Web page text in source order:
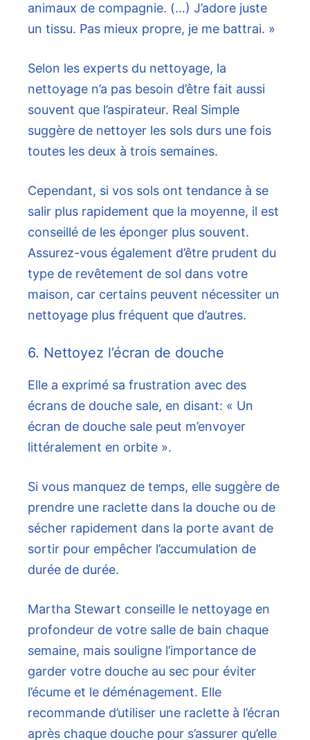
animaux de compagnie. (…) J’adore juste
un tissu. Pas mieux propre, je me battrai. »
Selon les experts du nettoyage, la
nettoyage n’a pas besoin d’être fait aussi
souvent que l’aspirateur. Real Simple
suggère de nettoyer les sols durs une fois
toutes les deux à trois semaines.
Cependant, si vos sols ont tendance à se
salir plus rapidement que la moyenne, il est
conseillé de les éponger plus souvent.
Assurez-vous également d’être prudent du
type de revêtement de sol dans votre
maison, car certains peuvent nécessiter un
nettoyage plus fréquent que d’autres.
6. Nettoyez l’écran de douche
Elle a exprimé sa frustration avec des
écrans de douche sale, en disant: « Un
écran de douche sale peut m’envoyer
littéralement en orbite ».
Si vous manquez de temps, elle suggère de
prendre une raclette dans la douche ou de
sécher rapidement dans la porte avant de
sortir pour empêcher l’accumulation de
durée de durée.
Martha Stewart conseille le nettoyage en
profondeur de votre salle de bain chaque
semaine, mais souligne l’importance de
garder votre douche au sec pour éviter
l’écume et le déménagement. Elle
recommande d’utiliser une raclette à l’écran
après chaque douche pour s’assurer qu’elle